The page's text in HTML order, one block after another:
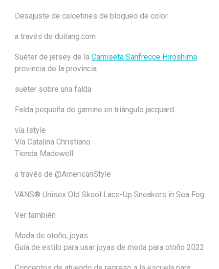
Desajuste de calcetines de bloqueo de color
a través de duitang.com
Suéter de jersey de la Camiseta Sanfrecce Hiroshima
provincia de la provincia
suéter sobre una falda
Falda pequeña de gamine en triángulo jacquard
vía Istyle
Vía Catalina Christiano
Tienda Madewell
a través de @AmericanStyle
VANS® Unisex Old Skool Lace-Up Sneakers in Sea Fog
Ver también
Moda de otoño, joyas
Guía de estilo para usar joyas de moda para otoño 2022